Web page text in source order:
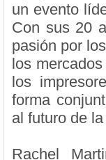
un evento
Con sus 20
pasión por
los
los
forma
al futuro de
Rachel